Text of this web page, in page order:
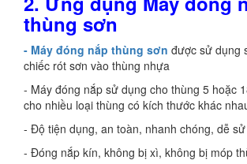
thùng sơn
- Máy đóng nắp thùng sơn được sử dụng
chiếc rót sơn vào thùng nhựa
- Máy đóng nắp sử dụng cho thùng 5 hoặc
cho nhiều loại thùng có kích thước khác
- Độ tiện dụng, an toàn, nhanh chóng, dễ
- Đóng nắp kín, không bị xì, không bị móp